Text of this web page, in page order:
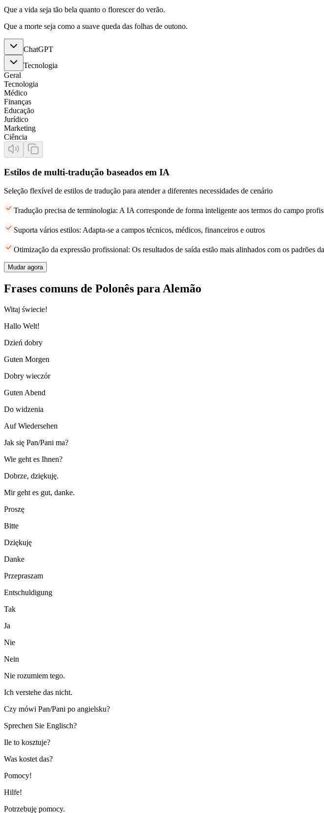
Que a vida seja tão bela quanto o florescer do verão.
Que a morte seja como a suave queda das folhas de outono.
ChatGPT
Tecnologia
Geral
Tecnologia
Médico
Finanças
Educação
Jurídico
Marketing
Ciência
Estilos de multi-tradução baseados em IA
Seleção flexível de estilos de tradução para atender a diferentes necessidades de cenário
Tradução precisa de terminologia: A IA corresponde de forma inteligente aos termos do campo
Suporta vários estilos: Adapta-se a campos técnicos, médicos, financeiros e outros
Otimização da expressão profissional: Os resultados de saída estão mais alinhados com os padrões
Mudar agora
Frases comuns de Polonês para Alemão
Witaj świecie!
Hallo Welt!
Dzień dobry
Guten Morgen
Dobry wieczór
Guten Abend
Do widzenia
Auf Wiedersehen
Jak się Pan/Pani ma?
Wie geht es Ihnen?
Dobrze, dziękuję.
Mir geht es gut, danke.
Proszę
Bitte
Dziękuję
Danke
Przepraszam
Entschuldigung
Tak
Ja
Nie
Nein
Nie rozumiem tego.
Ich verstehe das nicht.
Czy mówi Pan/Pani po angielsku?
Sprechen Sie Englisch?
Ile to kosztuje?
Was kostet das?
Pomocy!
Hilfe!
Potrzebuję pomocy.